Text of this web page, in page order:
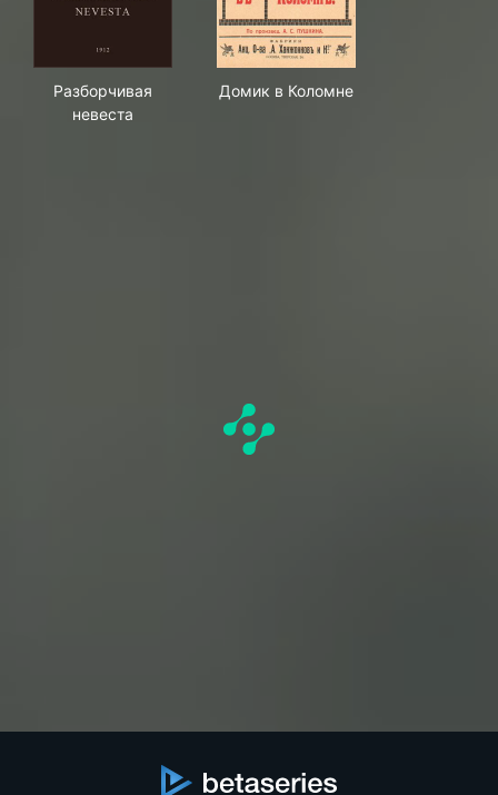
Разборчивая
невеста
Домик в Коломне